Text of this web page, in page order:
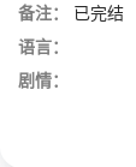
备注：
已完结
语言：
剧情：